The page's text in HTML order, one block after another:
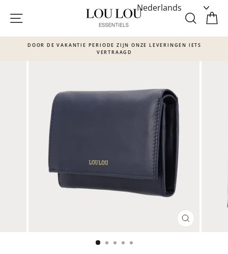
content
SITE NAVIGATIE
DOOR DE VAKANTIE PERIODE ZIJN ONZE LEVERINGEN IETS
VERTRAAGD
SLUITEN